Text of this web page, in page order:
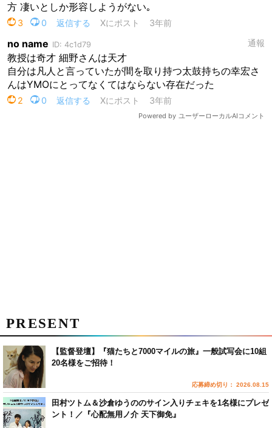
PRESENT
【監督登壇】『猫たちと7000マイルの旅』一般試写会に10組
20名様をご招待！
応募締め切り： 2026.08.15
田村ツトム＆沙倉ゆうののサイン入りチェキを1名様にプレゼ
ント！／『心配無用ノ介 天下御免』